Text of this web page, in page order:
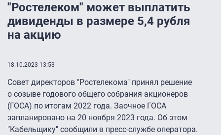
"Ростелеком" может выплатить
дивиденды в размере 5,4 рубля
на акцию
18.10.2023 13:53
Совет директоров "Ростелекома" принял решение
о созыве годового общего собрания акционеров
(ГОСА) по итогам 2022 года. Заочное ГОСА
запланировано на 20 ноября 2023 года. Об этом
"Кабельщику" сообщили в пресс-службе оператора.